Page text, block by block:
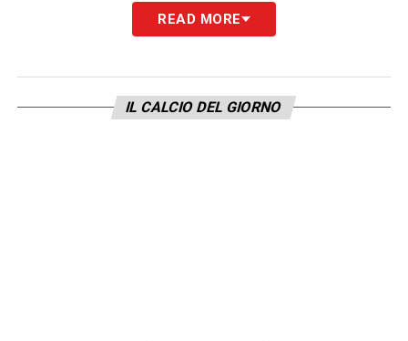
READ MORE
IL CALCIO DEL GIORNO